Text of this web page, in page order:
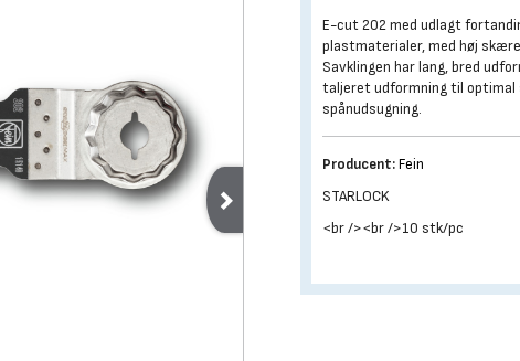
E-cut 202 med udlagt
plastmaterialer, med høj
Savklingen har lang, bred
taljeret udformning til optimal
spånudsugning.
Producent:Fein
STARLOCK
<br /><br />10 stk/pc